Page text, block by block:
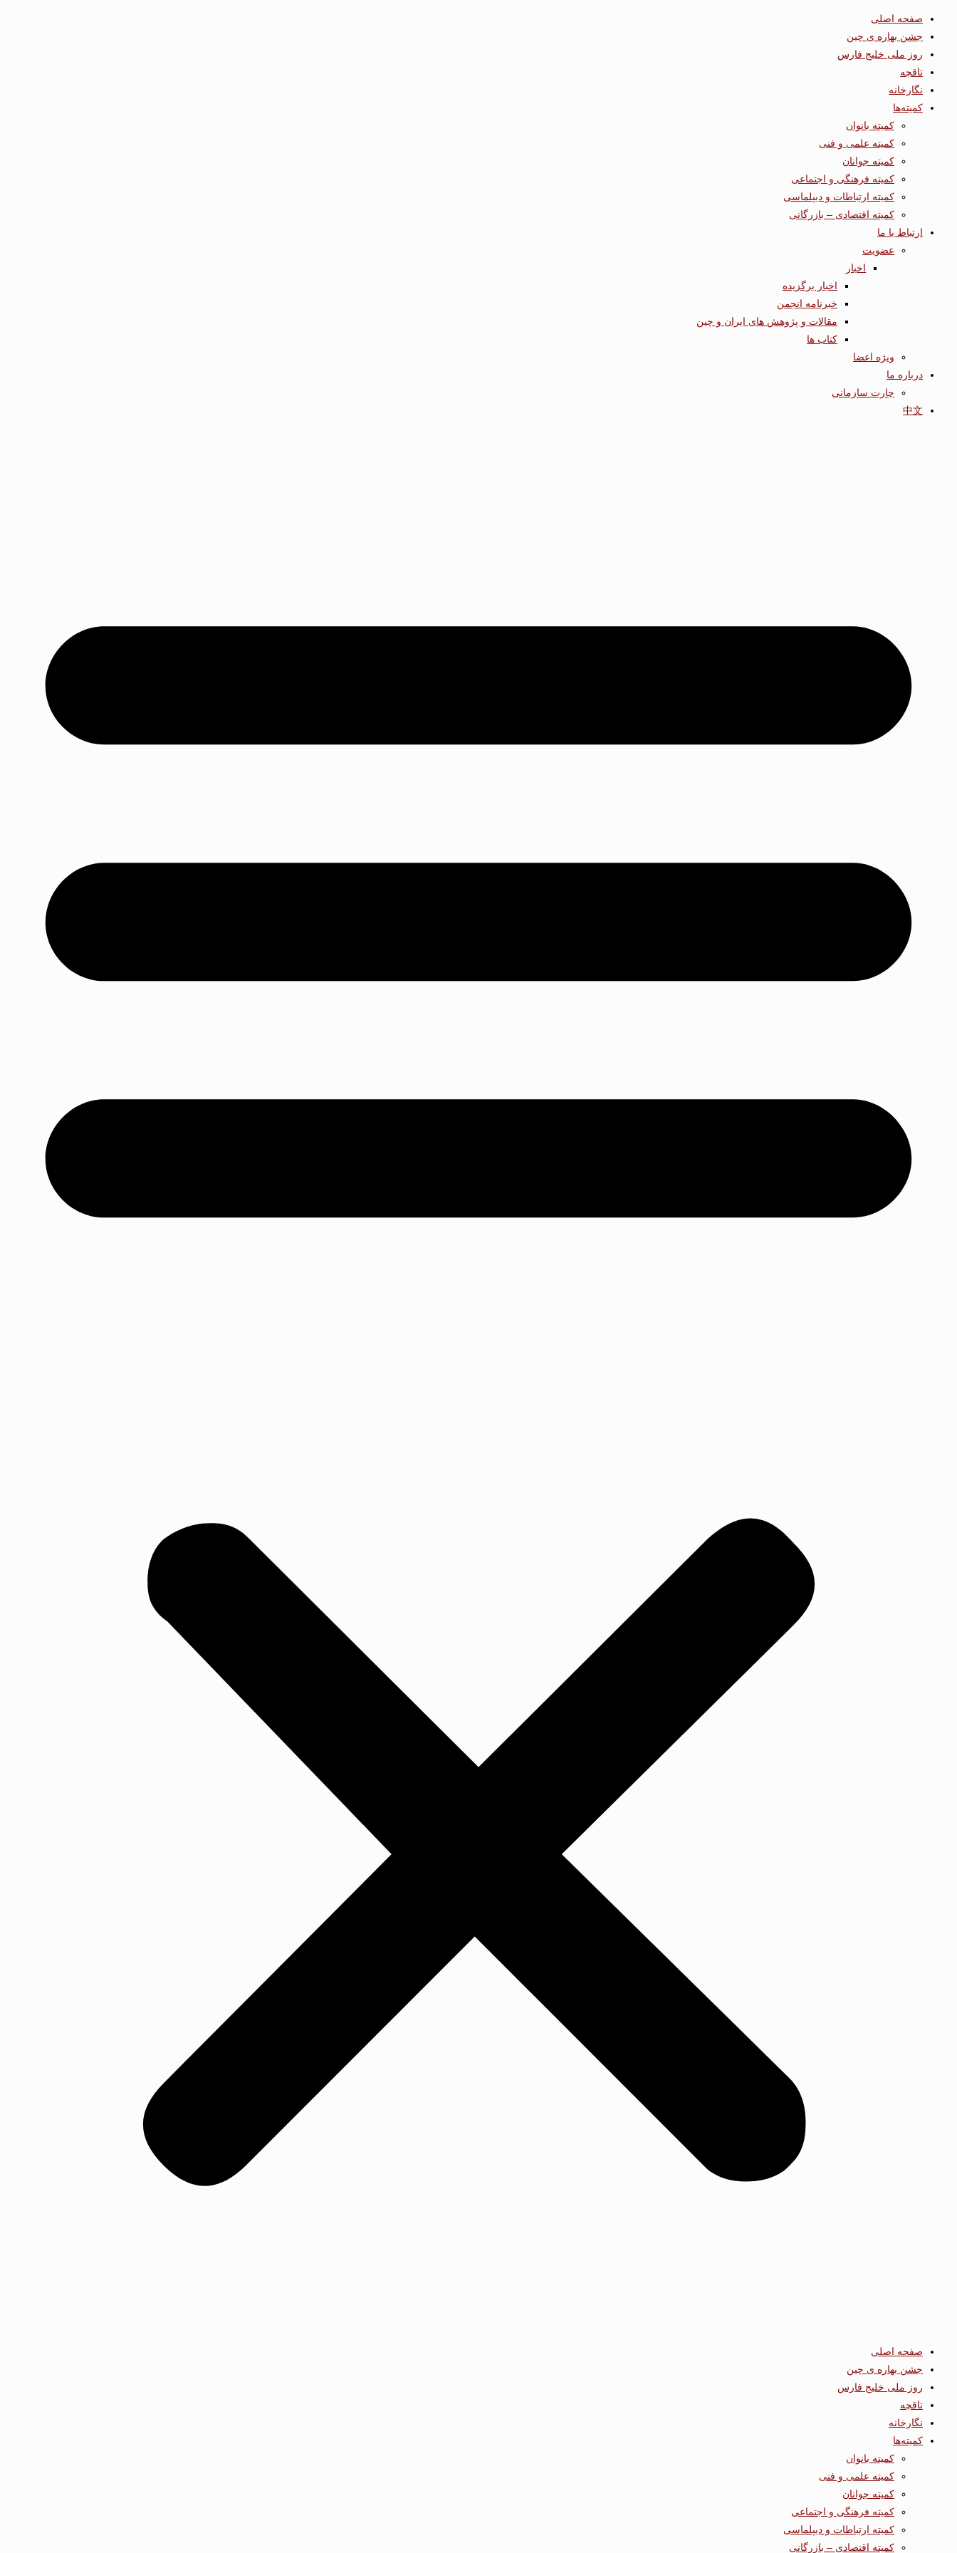
صفحه اصلی
جشن بهاره ی چین
روز ملی خلیج فارس
تاقچه
نگارخانه
کمیته‌ها
کمیته بانوان
کمیته علمی و فنی
کمیته جوانان
کمیته فرهنگی و اجتماعی
کمیته ارتباطات و دیپلماسی
کمیته اقتصادی – بازرگانی
ارتباط با ما
عضویت
اخبار
اخبار برگزیده
خبرنامه انجمن
مقالات و پژوهش های ایران و چین
کتاب ها
ویژه اعضا
درباره ما
چارت سازمانی
中文
صفحه اصلی
جشن بهاره ی چین
روز ملی خلیج فارس
تاقچه
نگارخانه
کمیته‌ها
کمیته بانوان
کمیته علمی و فنی
کمیته جوانان
کمیته فرهنگی و اجتماعی
کمیته ارتباطات و دیپلماسی
کمیته اقتصادی – بازرگانی